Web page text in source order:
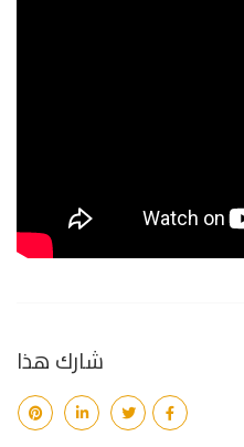
شارك هذا